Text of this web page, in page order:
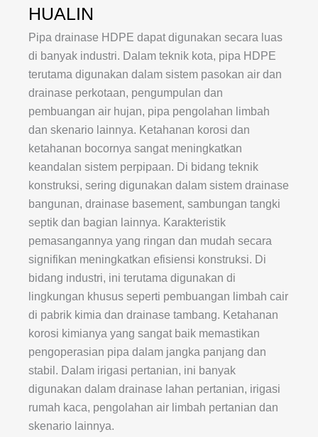
HUALIN
Pipa drainase HDPE dapat digunakan secara luas
di banyak industri. Dalam teknik kota, pipa HDPE
terutama digunakan dalam sistem pasokan air dan
drainase perkotaan, pengumpulan dan
pembuangan air hujan, pipa pengolahan limbah
dan skenario lainnya. Ketahanan korosi dan
ketahanan bocornya sangat meningkatkan
keandalan sistem perpipaan. Di bidang teknik
konstruksi, sering digunakan dalam sistem drainase
bangunan, drainase basement, sambungan tangki
septik dan bagian lainnya. Karakteristik
pemasangannya yang ringan dan mudah secara
signifikan meningkatkan efisiensi konstruksi. Di
bidang industri, ini terutama digunakan di
lingkungan khusus seperti pembuangan limbah cair
di pabrik kimia dan drainase tambang. Ketahanan
korosi kimianya yang sangat baik memastikan
pengoperasian pipa dalam jangka panjang dan
stabil. Dalam irigasi pertanian, ini banyak
digunakan dalam drainase lahan pertanian, irigasi
rumah kaca, pengolahan air limbah pertanian dan
skenario lainnya.